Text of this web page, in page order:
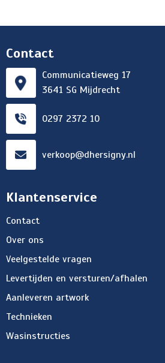
Contact
Communicatieweg 17
3641 SG Mijdrecht
0297 2372 10
verkoop@dhersigny.nl
Klantenservice
Contact
Over ons
Veelgestelde vragen
Levertijden en versturen/afhalen
Aanleveren artwork
Technieken
Wasinstructies